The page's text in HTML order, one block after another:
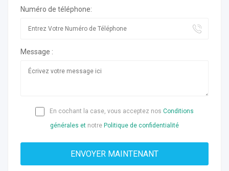
Numéro de téléphone:
Message :
En cochant la case, vous acceptez nos Conditions
générales et notre Politique de confidentialité